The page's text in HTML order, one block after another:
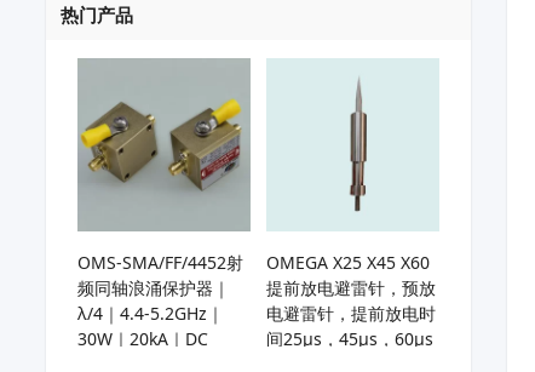
热门产品
OMS-SMA/FF/4452射
频同轴浪涌保护器｜
λ/4｜4.4-5.2GHz｜
30W｜20kA｜DC
OMEGA X25 X45 X60
提前放电避雷针，预放
电避雷针，提前放电时
间25µs，45µs，60µs